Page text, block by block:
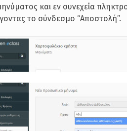
και εν συνεχεία
το σύνδεσμο “Αποστολή”.